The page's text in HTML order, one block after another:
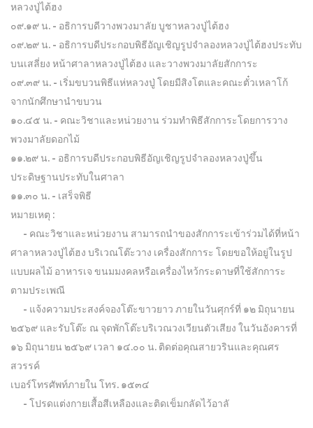
หลวงปู่ไต้ฮง
๐๙.๑๙ น. - อธิการบดีวางพวงมาลัย บูชาหลวงปู่ไต้ฮง
๐๙.๒๙ น. - อธิการบดีประกอบพิธีอัญเชิญรูปจำลองหลวงปู่ไต้ฮงประทับ
บนเสลี่ยง หน้าศาลาหลวงปู่ไต้ฮง และวางพวงมาลัยสักการะ
๐๙.๓๙ น. - เริ่มขบวนพิธีแห่หลวงปู่ โดยมีสิงโตและคณะตั๋วเหลาโก้
จากนักศึกษานำขบวน
๑๐.๔๕ น. - คณะวิชาและหน่วยงาน ร่วมทำพิธีสักการะโดยการวาง
พวงมาลัยดอกไม้
๑๑.๒๙ น. - อธิการบดีประกอบพิธีอัญเชิญรูปจำลองหลวงปู่ขึ้น
ประดิษฐานประทับในศาลา
๑๑.๓๐ น. - เสร็จพิธี
หมายเหตุ :
- คณะวิชาและหน่วยงาน สามารถนำของสักการะเข้าร่วมได้ที่หน้า
ศาลาหลวงปู่ไต้ฮง บริเวณโต๊ะวาง เครื่องสักการะ โดยขอให้อยู่ในรูป
แบบผลไม้ อาหารเจ ขนมมงคลหรือเครื่องไหว้กระดาษที่ใช้สักการะ
ตามประเพณี
- แจ้งความประสงค์จองโต๊ะขาวยาว ภายในวันศุกร์ที่ ๑๒ มิถุนายน
๒๕๖๙ และรับโต๊ะ ณ จุดพักโต๊ะบริเวณวงเวียนตัวเสียง ในวันอังคารที่
๑๖ มิถุนายน ๒๕๖๙ เวลา ๑๔.๐๐ น. ติดต่อคุณสายวรินและคุณศร
สวรรค์
เบอร์โทรศัพท์ภายใน โทร. ๑๕๓๔
- โปรดแต่งกายเสื้อสีเหลืองและติดเข็มกลัดไว้อาลั